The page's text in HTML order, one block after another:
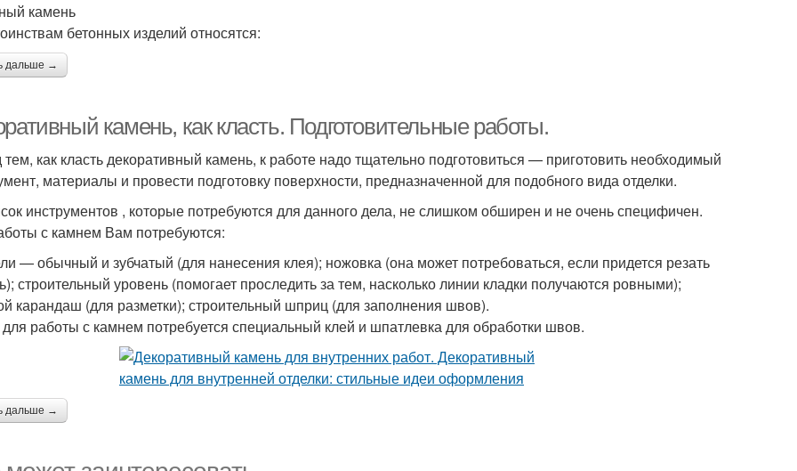
камень
бетонных изделий относятся:
дальше →
камень, как класть. Подготовительные работы.
как класть декоративный камень, к работе надо тщательно подготовиться — приготовить необходимый
материалы и провести подготовку поверхности, предназначенной для подобного вида отделки.
инструментов , которые потребуются для данного дела, не слишком обширен и не очень специфичен.
с камнем Вам потребуются:
— обычный и зубчатый (для нанесения клея); ножовка (она может потребоваться, если придется резать
строительный уровень (помогает проследить за тем, насколько линии кладки получаются ровными);
карандаш (для разметки); строительный шприц (для заполнения швов).
работы с камнем потребуется специальный клей и шпатлевка для обработки швов.
дальше →